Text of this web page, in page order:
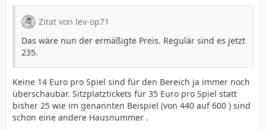
Zitat von lev-op71
Das wäre nun der ermäßigte Preis. Regulär sind es jetzt
235.
Keine 14 Euro pro Spiel sind für den Bereich ja immer noch
überschaubar. Sitzplatztickets für 35 Euro pro Spiel statt
bisher 25 wie im genannten Beispiel (von 440 auf 600 ) sind
schon eine andere Hausnummer .